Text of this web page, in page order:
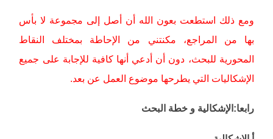
ومع ذلك استطعت بعون الله أن أصل إلى مجموعة لا بأس
بها من المراجع، مكنتني من الإحاطة بمختلف النقاط
المحورية للبحث، دون أن أدعي أنها كافية للإجابة على جميع
الإشكاليات التي يطرحها موضوع العمل عن بعد.
رابعا:الإشكالية و خطة البحث